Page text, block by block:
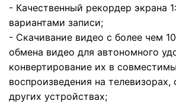
- Качественный рекордер экрана
вариантами записи;
- Скачивание видео с более чем
обмена видео для автономного
конвертирование их в
воспроизведения на
других устройствах;